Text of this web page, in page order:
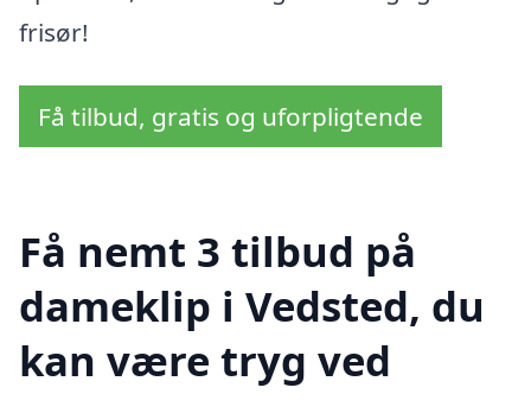
frisør!
Få tilbud, gratis og uforpligtende
Få nemt 3 tilbud på
dameklip i Vedsted, du
kan være tryg ved